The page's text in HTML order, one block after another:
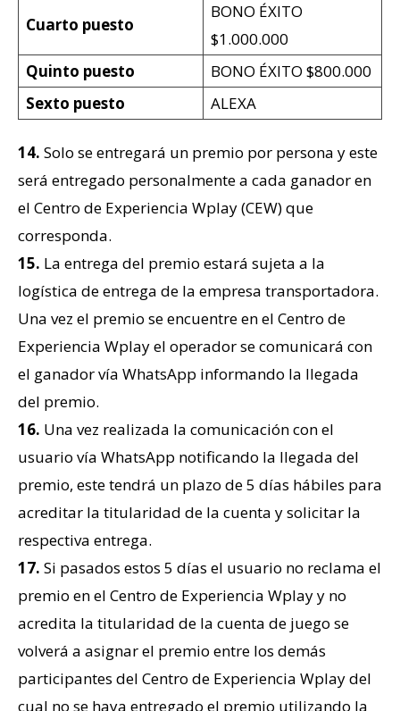
Cuarto puesto
BONO ÉXITO
$1.000.000
Quinto puesto
BONO ÉXITO $800.000
Sexto puesto
ALEXA
14. Solo se entregará un premio por persona y este
será entregado personalmente a cada ganador en
el Centro de Experiencia Wplay (CEW) que
corresponda.
15. La entrega del premio estará sujeta a la
logística de entrega de la empresa transportadora.
Una vez el premio se encuentre en el Centro de
Experiencia Wplay el operador se comunicará con
el ganador vía WhatsApp informando la llegada
del premio.
16. Una vez realizada la comunicación con el
usuario vía WhatsApp notificando la llegada del
premio, este tendrá un plazo de 5 días hábiles para
acreditar la titularidad de la cuenta y solicitar la
respectiva entrega.
17. Si pasados estos 5 días el usuario no reclama el
premio en el Centro de Experiencia Wplay y no
acredita la titularidad de la cuenta de juego se
volverá a asignar el premio entre los demás
participantes del Centro de Experiencia Wplay del
cual no se haya entregado el premio utilizando la